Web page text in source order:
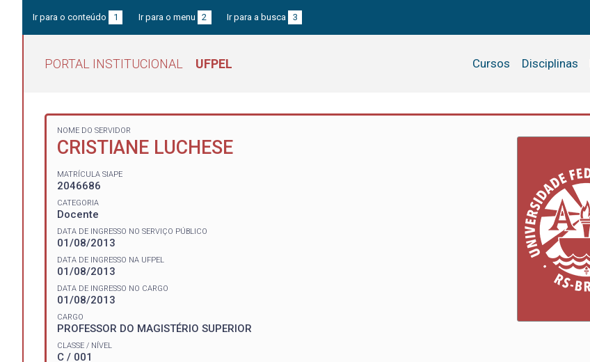
Ir para o conteúdo 1 Ir para o menu 2 Ir para a busca 3
PORTAL INSTITUCIONAL UFPEL Cursos Disciplinas
NOME DO SERVIDOR
CRISTIANE LUCHESE
MATRÍCULA SIAPE
2046686
CATEGORIA
Docente
DATA DE INGRESSO NO SERVIÇO PÚBLICO
01/08/2013
DATA DE INGRESSO NA UFPEL
01/08/2013
DATA DE INGRESSO NO CARGO
01/08/2013
CARGO
PROFESSOR DO MAGISTÉRIO SUPERIOR
CLASSE / NÍVEL
C / 001